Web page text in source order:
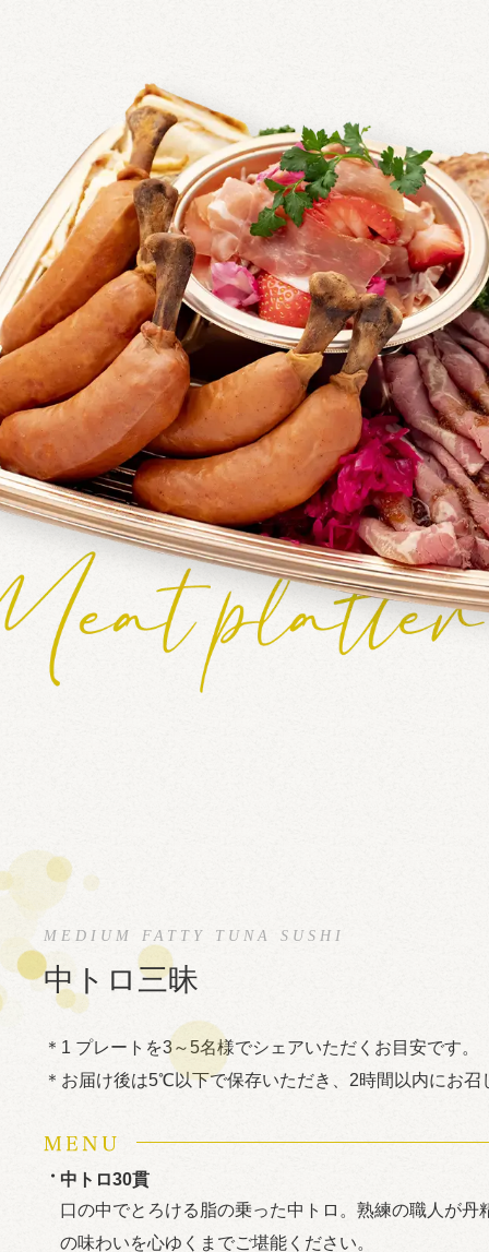
中トロ三昧
1 プレートを3～5名様でシェアいただくお目安です。
お届け後は5℃以下で保存いただき、2時間以内にお召
中トロ30貫
口の中でとろける脂の乗った中トロ。熟練の職人が丹
の味わいを心ゆくまでご堪能ください。